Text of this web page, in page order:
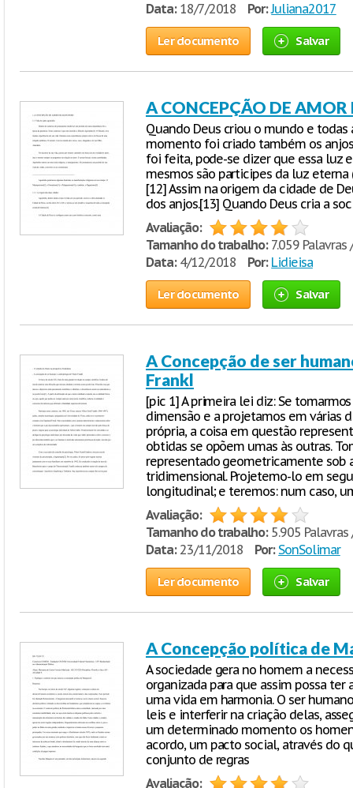
Data:18/7/2018 Por:Juliana2017
Ler documento Salvar
A CONCEPÇÃO DE
Quando Deus criou o mundo e
momento foi criado também os
foi feita, pode-se dizer que essa luz
mesmos são participes da luz eterna
[12] Assim na origem da cidade de
dos anjos.[13] Quando Deus cria a
Avaliação:
Tamanho do trabalho:7.059 Palavras
Data:4/12/2018 Por: Lidieisa
Ler documento Salvar
A Concepção de ser
Frankl
[pic 1] A primeira lei diz: Se
dimensão e a projetamos em várias
própria, a coisa em questão
obtidas se opõem umas às outras.
representado geometricamente sob
tridimensional. Projetemo-lo em
longitudinal; e teremos: num caso,
Avaliação:
Tamanho do trabalho:5.905 Palavras
Data:23/11/2018 Por:SonSolimar
Ler documento Salvar
A Concepção política de
A sociedade gera no homem a
organizada para que assim possa
uma vida em harmonia. O ser
leis e interferir na criação delas,
um determinado momento os
acordo, um pacto social, através do
conjunto de regras
Avaliação: